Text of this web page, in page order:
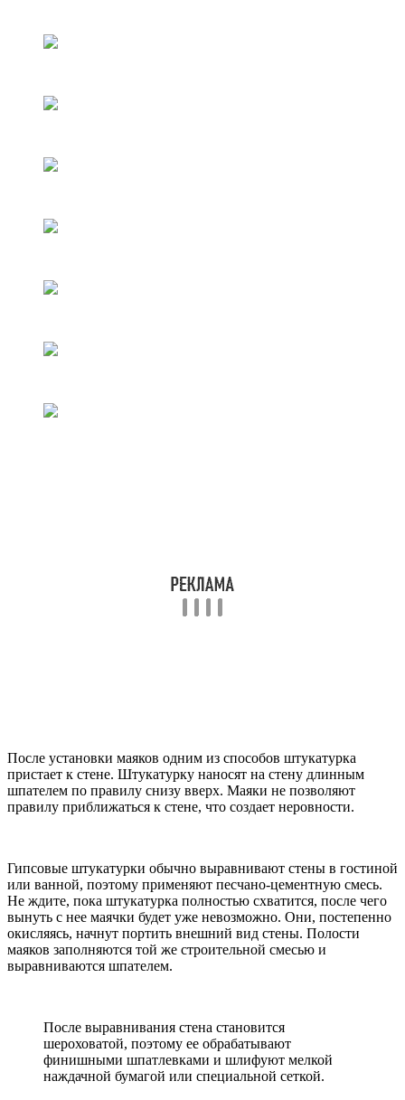
После установки маяков одним из способов штукатурка
пристает к стене. Штукатурку наносят на стену длинным
шпателем по правилу снизу вверх. Маяки не позволяют
правилу приближаться к стене, что создает неровности.
Гипсовые штукатурки обычно выравнивают стены в гостиной
или ванной, поэтому применяют песчано-цементную смесь.
Не ждите, пока штукатурка полностью схватится, после чего
вынуть с нее маячки будет уже невозможно. Они, постепенно
окисляясь, начнут портить внешний вид стены. Полости
маяков заполняются той же строительной смесью и
выравниваются шпателем.
После выравнивания стена становится
шероховатой, поэтому ее обрабатывают
финишными шпатлевками и шлифуют мелкой
наждачной бумагой или специальной сеткой.